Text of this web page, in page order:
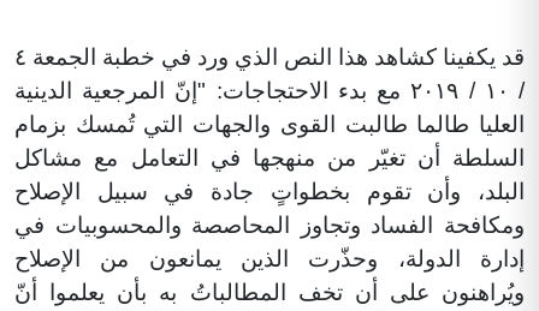
قد يكفينا كشاهد هذا النص الذي ورد في خطبة الجمعة ٤
/ ١٠ / ٢٠١٩ مع بدء الاحتجاجات: "إنّ المرجعية الدينية
العليا طالما طالبت القوى والجهات التي تُمسك بزمام
السلطة أن تغيّر من منهجها في التعامل مع مشاكل
البلد، وأن تقوم بخطواتٍ جادة في سبيل الإصلاح
ومكافحة الفساد وتجاوز المحاصصة والمحسوبيات في
إدارة الدولة، وحذّرت الذين يمانعون من الإصلاح
ويُراهنون على أن تخف المطالباتُ به بأن يعلموا أنّ